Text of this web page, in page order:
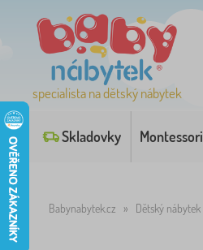
specialista na dětský nábytek
Skladovky Montessori
Babynabytek.cz » Dětský nábytek